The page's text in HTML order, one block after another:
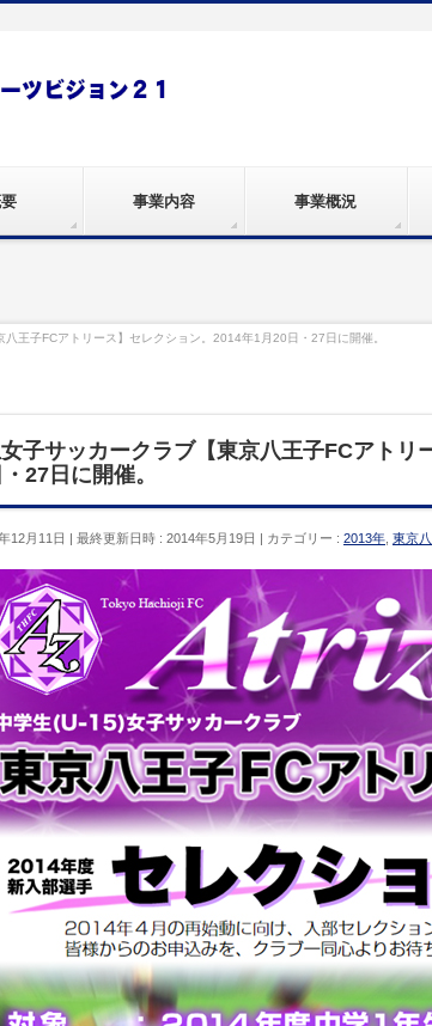
事業内容 事業概況
王子FCアトリース】セレクション。2014年1月20日・27日に開催。
子サッカークラブ【東京八王子FCアトリ
27日に開催。
12月11日 最終更新日時 : 2014年5月19日 カテゴリー : 2013年 東京